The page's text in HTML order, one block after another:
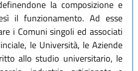
la composizione e
il funzionamento. Ad esse
i Comuni singoli ed associati
le Università, le Aziende
allo studio universitario, le